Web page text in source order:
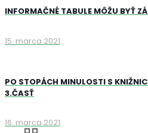
INFORMAČNÉ TABULE MÔŽU BYŤ
15. marca 2021
PO STOPÁCH MINULOSTI S
3.ČASŤ
16. marca 2021